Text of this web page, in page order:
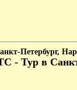
Петербург,
- Тур в